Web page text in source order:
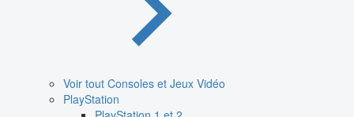
Voir tout Consoles et Jeux Vidéo
PlayStation